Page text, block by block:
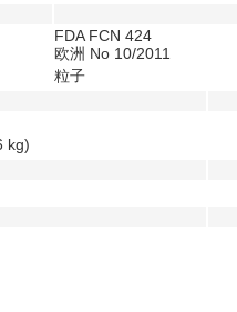
FDA FCN 424
欧洲 No 10/2011
粒子
kg)